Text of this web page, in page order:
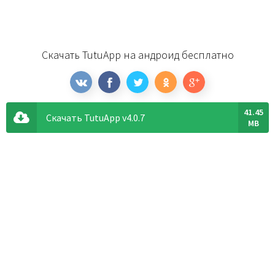
Скачать TutuApp на андроид бесплатно
Скачать TutuApp v4.0.7
41.45
MB